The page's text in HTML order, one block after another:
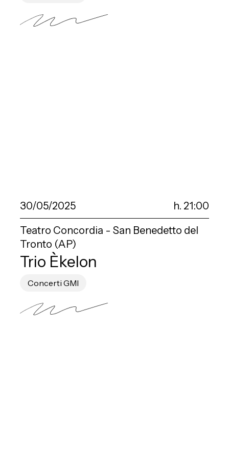
30/05/2025
h. 21:00
Teatro Concordia - San Benedetto del
Tronto (AP)
Trio Èkelon
Concerti GMI